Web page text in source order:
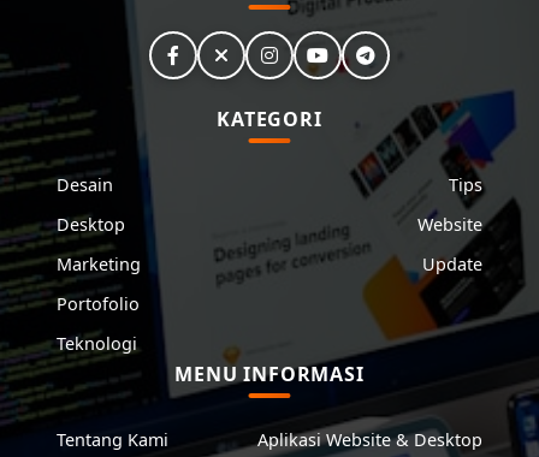
KATEGORI
Desain
Desktop
Marketing
Portofolio
Teknologi
Tips
Website
Update
MENU INFORMASI
Tentang Kami Aplikasi Website & Desktop